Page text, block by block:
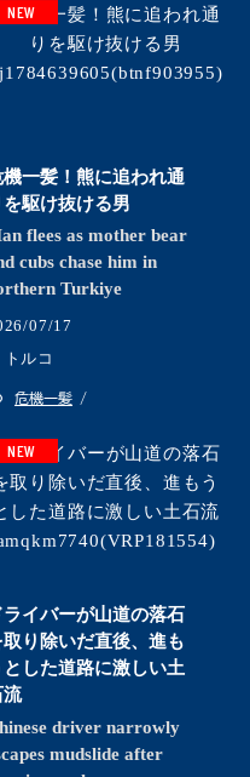
NEW
機一髪！熊に追われ通
を駆け抜ける男
flees as mother bear
cubs chase him in
Turkiye
07/17
トルコ
危機一髪
NEW
ライバーが山道の落石
取り除いだ直後、進も
とした道路に激しい土
流
driver narrowly
mudslide after